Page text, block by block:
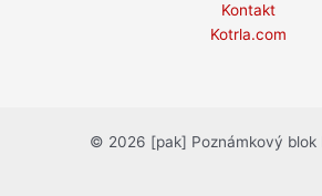
Kontakt
Kotrla.com
© 2026 [pak] Poznámkový blok